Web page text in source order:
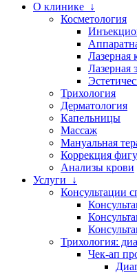
О клинике ↓
Косметология
Лазерная
Лазерная
Трихология
Дерматология
Капельницы
Массаж
Мануальная
Коррекция
Анализы крови
Услуги ↓
Консультации
Трихология:
Чек-ап